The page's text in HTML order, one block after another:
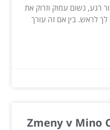
רגע, נשום עמוק וזרוק את
לראש. בין אם זה עורך
Zmeny v Mino